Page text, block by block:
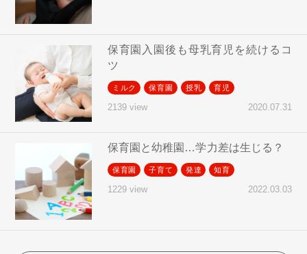
保育園入園後も母乳育児を続けるコ
ツ
ミルク 保育園 授乳 育児
2139 view 2020.07.31
保育園と幼稚園…学力差は生じる？
保育園 子育て 発達 知育
1229 view 2022.03.03